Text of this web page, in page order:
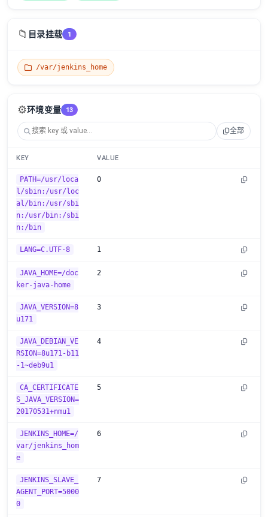
📁 目录挂载 1
/var/jenkins_home
⚙️环境变量 13
全部
KEY VALUE
PATH=/usr/loca
l/sbin:/usr/loc
al/bin:/usr/sbi
n:/usr/bin:/sbi
n:/bin
0
LANG=C.UTF-8 1
JAVA_HOME=/doc
ker-java-home
2
JAVA_VERSION=8
u171
3
JAVA_DEBIAN_VE
RSION=8u171-b11
-1~deb9u1
4
CA_CERTIFICATE
S_JAVA_VERSION=
20170531+nmu1
5
JENKINS_HOME=/
var/jenkins_hom
e
6
JENKINS_SLAVE_
AGENT_PORT=5000
0
7